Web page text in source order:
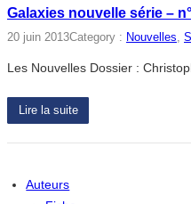
Galaxies nouvelle série –
20 juin 2013Category : Nouvelles,
Les Nouvelles Dossier :
Lire la suite
Auteurs